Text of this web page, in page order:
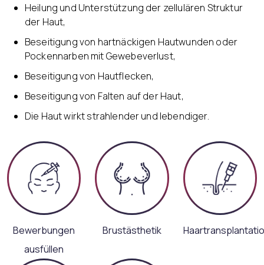
Heilung und Unterstützung der zellulären Struktur
der Haut,
Beseitigung von hartnäckigen Hautwunden oder
Pockennarben mit Gewebeverlust,
Beseitigung von Hautflecken,
Beseitigung von Falten auf der Haut,
Die Haut wirkt strahlender und lebendiger.
Bewerbungen
ausfüllen
Brustästhetik